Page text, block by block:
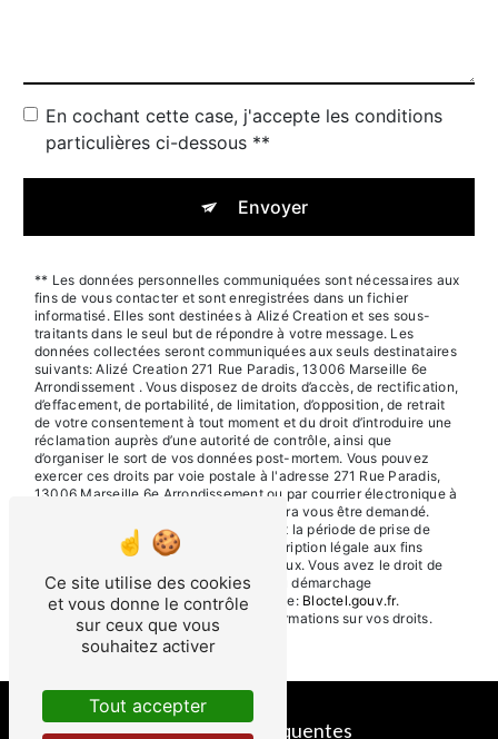
En cochant cette case, j'accepte les conditions
particulières ci-dessous **
Envoyer
** Les données personnelles communiquées sont nécessaires aux
fins de vous contacter et sont enregistrées dans un fichier
informatisé. Elles sont destinées à Alizé Creation et ses sous-
traitants dans le seul but de répondre à votre message. Les
données collectées seront communiquées aux seuls destinataires
suivants: Alizé Creation 271 Rue Paradis, 13006 Marseille 6e
Arrondissement . Vous disposez de droits d’accès, de rectification,
d’effacement, de portabilité, de limitation, d’opposition, de retrait
de votre consentement à tout moment et du droit d’introduire une
réclamation auprès d’une autorité de contrôle, ainsi que
d’organiser le sort de vos données post-mortem. Vous pouvez
exercer ces droits par voie postale à l'adresse 271 Rue Paradis,
13006 Marseille 6e Arrondissement ou par courrier électronique à
l'adresse . Un justificatif d'identité pourra vous être demandé.
Nous conservons vos données pendant la période de prise de
contact puis pendant la durée de prescription légale aux fins
probatoires et de gestion des contentieux. Vous avez le droit de
vous inscrire sur la liste d'opposition au démarchage
téléphonique, disponible à cette adresse: Bloctel.gouv.fr.
Consultez le site cnil.fr pour plus d’informations sur vos droits.
Recherches fréquentes
Ce site utilise des cookies
et vous donne le contrôle
sur ceux que vous
souhaitez activer
Tout accepter